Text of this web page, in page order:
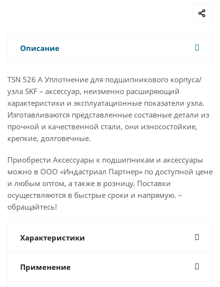
Описание
TSN 526 A Уплотнение для подшипникового корпуса/
узла SKF – аксессуар, неизменно расширяющий
характеристики и эксплуатационные показатели узла.
Изготавливаются представленные составные детали из
прочной и качественной стали, они износостойкие,
крепкие, долговечные.
Приобрести Аксессуары к подшипникам и аксессуары
можно в ООО «Индастриал Партнер» по доступной цене
и любым оптом, а также в розницу. Поставки
осуществляются в быстрые сроки и напрямую. –
обращайтесь!
Характеристики
Применение